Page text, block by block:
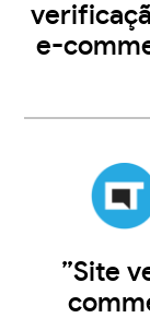
e-
”Site